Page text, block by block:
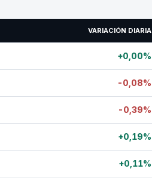
VARIACIÓN DIARIA
+0,00%
-0,08%
-0,39%
+0,19%
+0,11%